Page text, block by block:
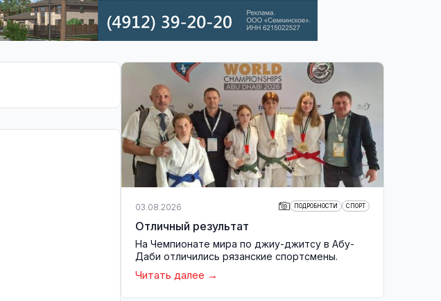
03.08.2026 ПОДРОБНОСТИ СПОРТ
Отличный результат
На Чемпионате мира по джиу-джитсу в Абу-
Даби отличились рязанские спортсмены.
Читать далее